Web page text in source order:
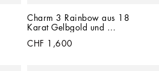
Charm 3 Rainbow aus 18
Karat Gelbgold und
CHF 1,600